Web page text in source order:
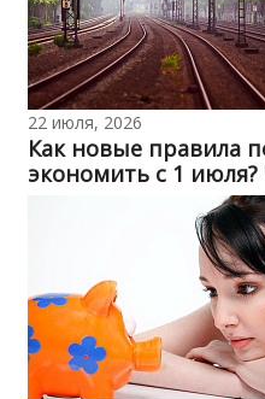
22 июля, 2026
Как новые правила
экономить с 1